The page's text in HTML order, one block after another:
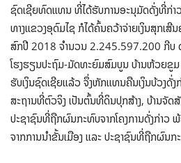
ຊົດເຊີຍທົດແທນ ທີ່ໄດ້ຮັບການອະນຸມັດດັ່ງທີ່ກ່າວ
ທາງແຂວງອຸດົມໄຊ ກໍໄດ້ຄົ້ນຄວ້າຈ່າຍເງິນສຸກເສີ
ສົກປີ 2018 ຈຳນວນ 2.245.597.200 ກີບ ດ້
ໂຮງຮຽນປະຖົມ-ມັດທະຍົມສົມບູນ ບ້ານຫ້ວຍຂູ
ຮັບເງິນຊົດເຊີຍແລ້ວ ຈຶ່ງຫັກແທນຄືນເງິນບ້ວງດັ່ງ
ສະຖານທີ່ຕົວຈິງ ເປັນຕົ້ນທີ່ດິນປຸກສ້າງ, ບ້ານຈັ
ປະຊາຊົນທີ່ຖືກຜົນກະທົບຈາກໂຄງການດັ່ງກ່າວ
ຈາກການນຳຂັ້ນເມືອງ ແລະ ປະຊາຊົນທີ່ຖືກຜົນກ